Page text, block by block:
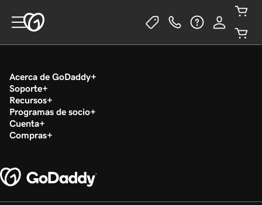
Acerca de GoDaddy
Soporte
Recursos
Programas de socio
Cuenta
Compras